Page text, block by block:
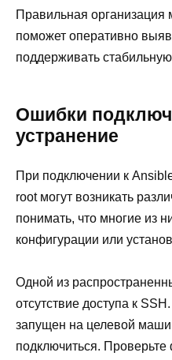
Правильная организация
поможет оперативно
поддерживать
Ошибки
устранение
При подключении к
root могут возникать
понимать, что многие из
конфигурации или
Одной из
отсутствие доступа к
запущен на целевой
подключиться.